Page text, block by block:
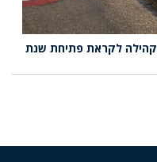
לקראת פתיחת שנת